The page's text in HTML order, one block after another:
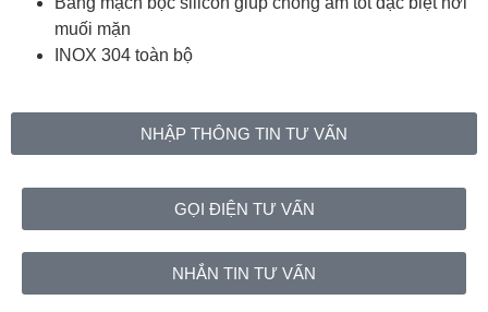
muối mặn
INOX 304 toàn bộ
NHẬP THÔNG TIN TƯ VẤN
GỌI ĐIỆN TƯ VẤN
NHẮN TIN TƯ VẤN